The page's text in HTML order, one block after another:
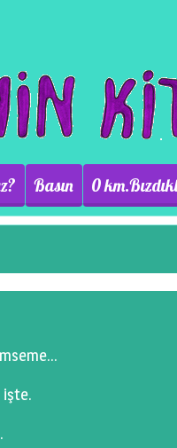
Basın 0
işte.